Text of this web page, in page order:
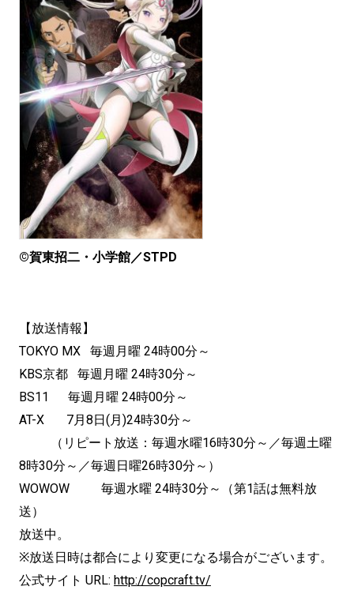
©賀東招二・小学館／STPD
【放送情報】
TOKYO MX 毎週月曜 24時00分～
KBS京都 毎週月曜 24時30分～
BS11 毎週月曜 24時00分～
AT-X 7月8日(月)24時30分～
（リピート放送：毎週水曜16時30分～／毎週土曜
8時30分～／毎週日曜26時30分～）
WOWOW 毎週水曜 24時30分～（第1話は無料放
送）
放送中。
※放送日時は都合により変更になる場合がございます。
公式サイト URL: http://copcraft.tv/